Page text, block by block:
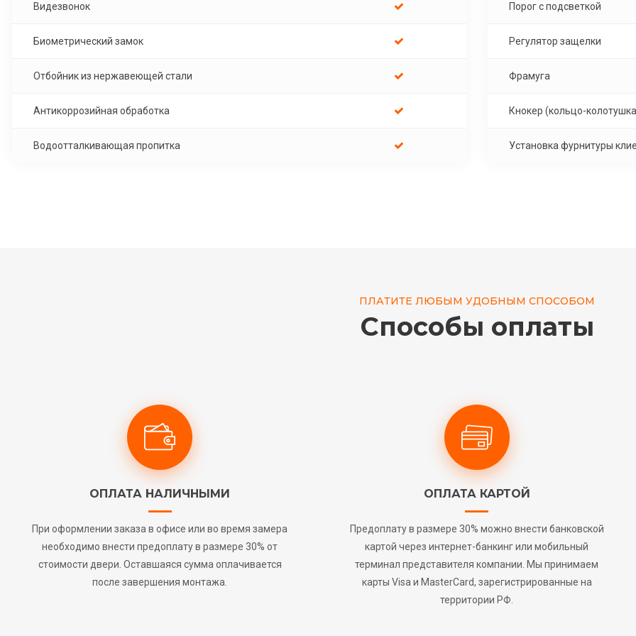
Видезвонок
Биометрический замок
Отбойник из нержавеющей стали
Антикоррозийная обработка
Водоотталкивающая пропитка
Порог с подсветкой
Регулятор защелки
Фрамуга
Кнокер (кольцо-
Установка фурнитуры
ПЛАТИТЕ ЛЮБЫМ УДОБНЫМ СПОСОБОМ
Способы оплаты
ОПЛАТА НАЛИЧНЫМИ
При оформлении заказа в офисе или во время замера
необходимо внести предоплату в размере 30% от
стоимости двери. Оставшаяся сумма оплачивается
после завершения монтажа.
ОПЛАТА КАРТОЙ
Предоплату в размере 30% можно внести банковской
картой через интернет-банкинг или мобильный
терминал представителя компании. Мы принимаем
карты Visa и MasterCard, зарегистрированные на
территории РФ.